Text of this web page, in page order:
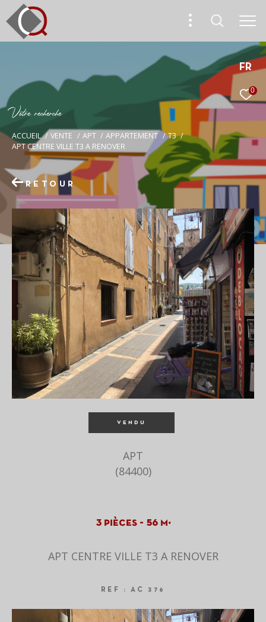
FR
0
Votre recherche
ACCUEIL VENTE APT APPARTEMENT
T3
APT CENTRE VILLE T3 A RENOVER
RETOUR
VENDU
APT
(84400)
3 pièces - 56 m²
APT CENTRE VILLE T3 A RENOVER
REF : AC 376